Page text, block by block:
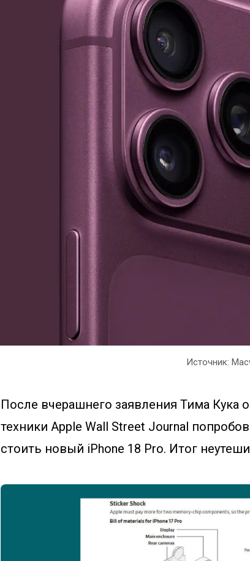
Источник:
После вчерашнего заявления Тима Кука
техники Apple Wall Street Journal
стоить новый iPhone 18 Pro. Итог